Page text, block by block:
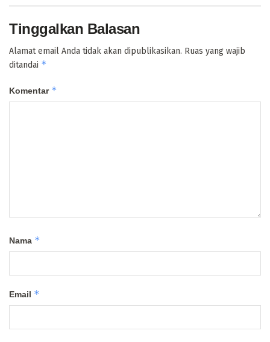
Tinggalkan Balasan
Alamat email Anda tidak akan dipublikasikan. Ruas yang wajib
ditandai *
Komentar *
Nama *
Email *